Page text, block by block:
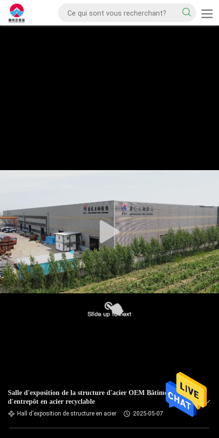
Salle d'exposition de la structure d'acier OEM Bâtiments
d'entrepôt en acier recyclable
Hall d'exposition de structure en acier 2025-05-07